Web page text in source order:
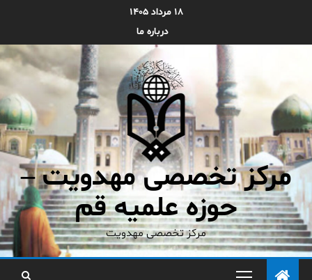
۱۸ مرداد ۱۴۰۵
درباره ما
مرکز تخصصی مهدویت –
حوزه علمیه قم
مرکز تخصصی مهدویت